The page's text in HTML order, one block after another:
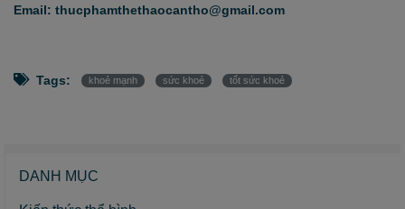
Email: thucphamthethaocantho@gmail.com
Tags: khoẻ mạnh sức khoẻ tốt sức khoẻ
DANH MỤC